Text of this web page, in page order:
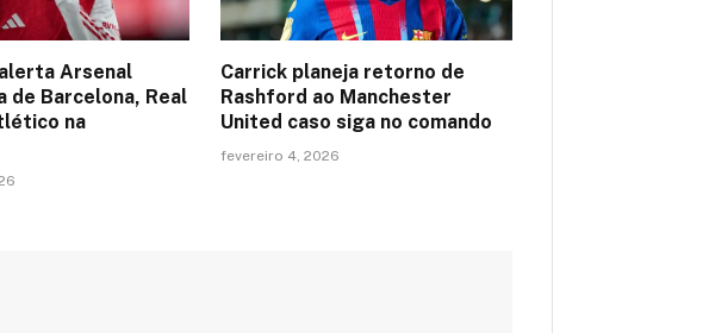
Arsenal
de Barcelona, Real
na
Carrick planeja retorno de
Rashford ao Manchester
United caso siga no comando
fevereiro 4, 2026